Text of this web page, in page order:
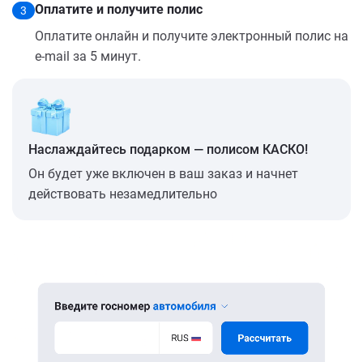
3
Оплатите и получите полис
Оплатите онлайн и получите электронный полис на
e-mail за 5 минут.
Наслаждайтесь подарком — полисом КАСКО!
Он будет уже включен в ваш заказ и начнет
действовать незамедлительно